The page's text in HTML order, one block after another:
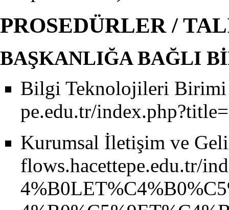
PROSEDÜRLER /
BAŞKANLIĞA BAĞLI
Bilgi Teknolojileri Birimi
Kurumsal İletişim ve